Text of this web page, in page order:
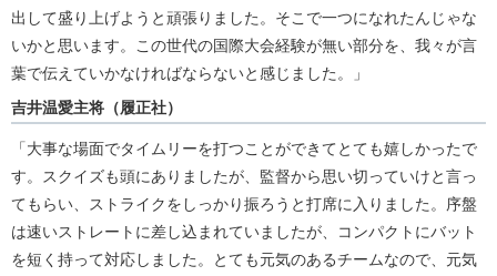
出して盛り上げようと頑張りました。そこで一つになれたんじゃな
いかと思います。この世代の国際大会経験が無い部分を、我々が言
葉で伝えていかなければならないと感じました。」
吉井温愛主将（履正社）
「大事な場面でタイムリーを打つことができてとても嬉しかったで
す。スクイズも頭にありましたが、監督から思い切っていけと言っ
てもらい、ストライクをしっかり振ろうと打席に入りました。序盤
は速いストレートに差し込まれていましたが、コンパクトにバット
を短く持って対応しました。とても元気のあるチームなので、元気